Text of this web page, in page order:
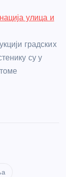
улица и
градских
су у